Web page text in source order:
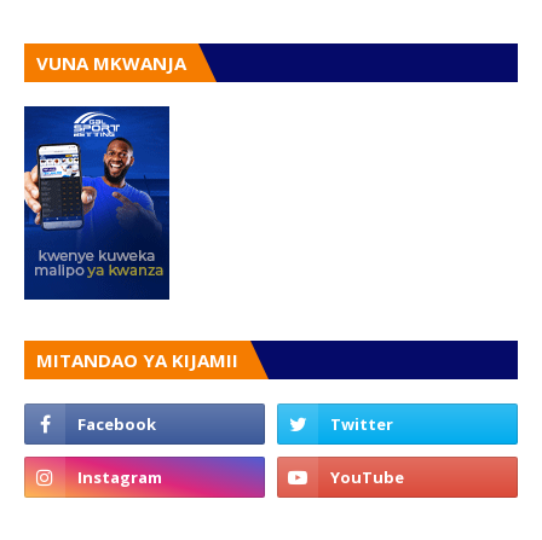
VUNA MKWANJA
MITANDAO YA KIJAMII